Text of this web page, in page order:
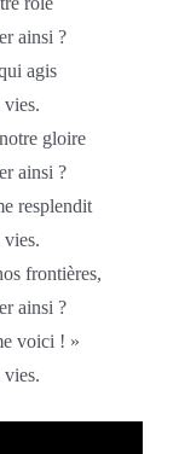
ainsi ?
agis
gloire
ainsi ?
resplendit
frontières,
ainsi ?
voici ! »